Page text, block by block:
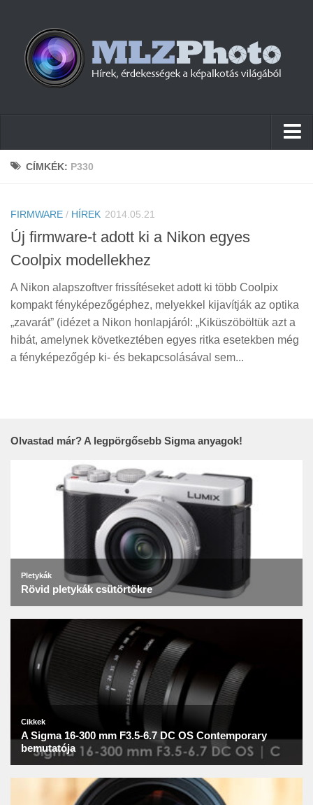
Hírek
Cikkek
Szoftver
Firmware
Tudástár
Tanácsok
Érdekességek
CÍMKÉK: P330
FIRMWARE / HÍREK 2014.05.21
Új firmware-t adott ki a Nikon egyes
Coolpix modellekhez
A Nikon alapszoftver frissítéseket adott ki több Coolpix
kompakt fényképezőgéphez, melyekkel kijavítják az optika
„zavarát” (idézet a Nikon honlapjáról: „Kiküszöböltük azt a
hibát, amelynek következtében egyes ritka esetekben még
a fényképezőgép ki- és bekapcsolásával sem...
Olvastad már? A legpörgősebb Sigma anyagok!